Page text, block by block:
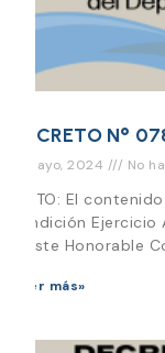
DECRETO N°
6 mayo, 2024 No
VISTO: El
Rendición
a este Honorable
Leer más»